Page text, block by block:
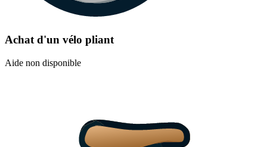
Achat d'un vélo pliant
Aide non disponible